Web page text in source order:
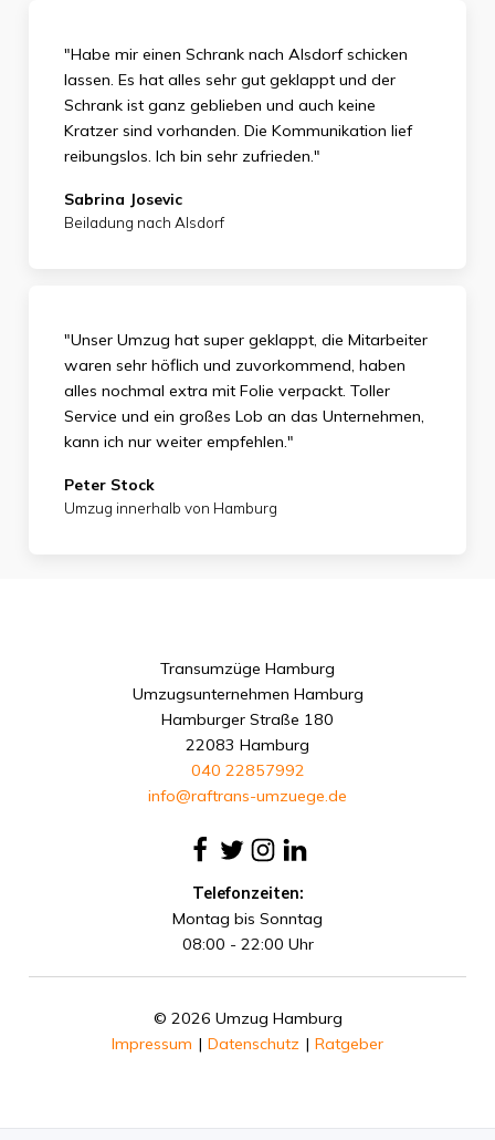
"Habe mir einen Schrank nach Alsdorf schicken
lassen. Es hat alles sehr gut geklappt und der
Schrank ist ganz geblieben und auch keine
Kratzer sind vorhanden. Die Kommunikation lief
reibungslos. Ich bin sehr zufrieden."
Sabrina Josevic
Beiladung nach Alsdorf
"Unser Umzug hat super geklappt, die Mitarbeiter
waren sehr höflich und zuvorkommend, haben
alles nochmal extra mit Folie verpackt. Toller
Service und ein großes Lob an das Unternehmen,
kann ich nur weiter empfehlen."
Peter Stock
Umzug innerhalb von Hamburg
Transumzüge Hamburg
Umzugsunternehmen Hamburg
Hamburger Straße 180
22083 Hamburg
040 22857992
info@raftrans-umzuege.de
Telefonzeiten:
Montag bis Sonntag
08:00 - 22:00 Uhr
© 2026 Umzug Hamburg
Impressum | Datenschutz | Ratgeber